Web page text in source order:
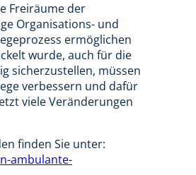
Freiräume der
Organisations- und
ermöglichen
wurde, auch für die
sicherzustellen, müssen
verbessern und dafür
viele Veränderungen
finden Sie unter:
ambulante-